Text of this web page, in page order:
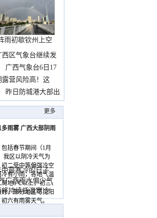
雨初歇钦州上空
邂逅
西区气象台继续发
广西气象台6日17
露营风险高！这
昨日防城港大部出
更多
雨雾 广西大部阴雨
括春节期间（1月
我区以阴冷天气为
二受中等偏强冷空
有小雨，各地气温
地8℃以上，初三、
，部分地区可见阳
六有雨雾天气。
最寒冷的日子
广西雨水偏少气
持续低温寒冷